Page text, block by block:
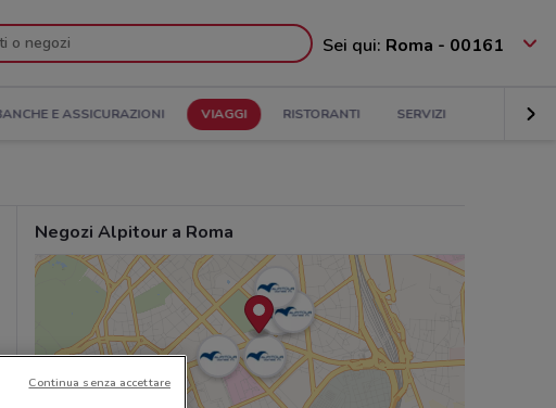
Sei qui: Roma - 00161
E ASSICURAZIONI VIAGGI RISTORANTI SERVIZI
Negozi Alpitour a Roma
Continua senza accettare